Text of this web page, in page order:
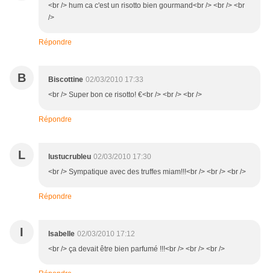
<br /> hum ca c'est un risotto bien gourmand<br /> <br /> <br
/>
Répondre
B Biscottine 02/03/2010 17:33
<br /> Super bon ce risotto! €<br /> <br /> <br />
Répondre
L lustucrubleu 02/03/2010 17:30
<br /> Sympatique avec des truffes miam!!!<br /> <br /> <br />
Répondre
I Isabelle 02/03/2010 17:12
<br /> ça devait être bien parfumé !!!<br /> <br /> <br />